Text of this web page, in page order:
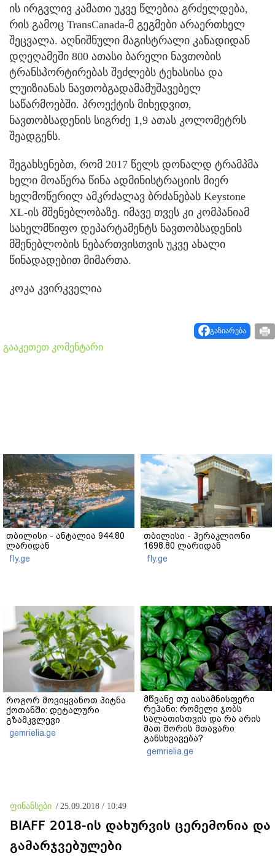
ის ირგვლივ კამათი უკვე წლებია გრძელდება,
რის გამოც TransCanada-მ გეგმები არაერთხელ
შეცვალა. აღნიშნული მაგისტრალი კანადიდან
დღეღამეში 800 ათასი ბარელი ნავთობის
ტრანსპორტირებას შეძლებს ტეხასისა და
ლუიზიანას ნავთობგადამამუშავებელ
საწარმოებში. პროექტის მიხედვით,
ნავთობსადენის სიგრძე 1,9 ათას კოლომეტრს
შეადგენს.
შეგახსენებთ, რომ 2017 წელს დონალდ ტრამპმა
ხელი მოაწერა წინა ადმინისტრაციის მიერ
ხელმოწერილ ამკრძალავ ბრძანებას Keystone
XL-ის მშენებლობაზე. იმავე თვეს კი კომპანიამ
სახელმწიფო დეპარტამენტს ნავთობსადენის
მშენებლობის ნებართვისთვის უკვე ახალი
წინადადებით მიმართა.
კოკა კვირკველია
გაზიარება
გააკეთეთ კომენტარი
თბილისი - ანტალია 944.80
ლარიდან
fly.ge
თბილისი - ჰერაკლიონი
1698.80 ლარიდან
fly.ge
როგორ მოვიყვანოთ პიტნა
ქოთანში: დეტალური
გზამკვლევი
gemrielia.ge
მწვანე თუ იასამნისფერი
რეჰანი: რომელი ჯობს
სალათისთვის და რა არის
მათ შორის მთავარი
განსხვავება?
gemrielia.ge
ფინანსები / 25.09.2018 / 10:49
BIAFF 2018-ის დახურვის ცერემონია და
გამარჯვებულები